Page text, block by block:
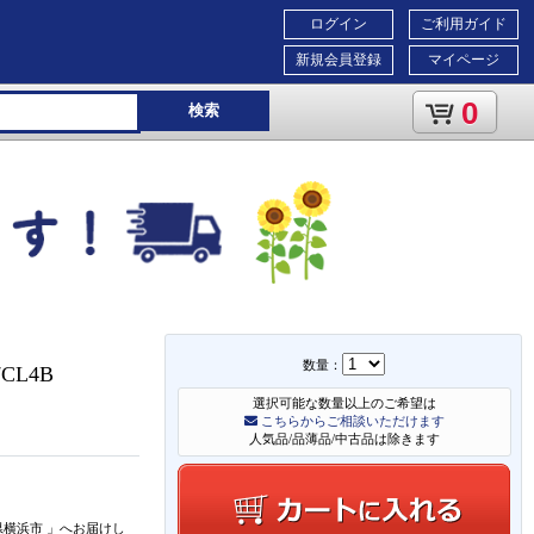
ご利用ガイド
マイページ
ログイン
新規会員登録
検索 0
数量：
選択可能な数量以上のご希望は
こちらからご相談いただけます
人気品/品薄品/中古品は除きます
横浜市 」 へお届けし